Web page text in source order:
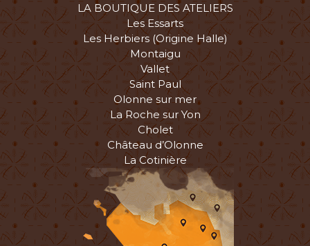
LA BOUTIQUE DES ATELIERS
Les Essarts
Les Herbiers (Origine Halle)
Montaigu
Vallet
Saint Paul
Olonne sur mer
La Roche sur Yon
Cholet
Château d’Olonne
La Cotinière